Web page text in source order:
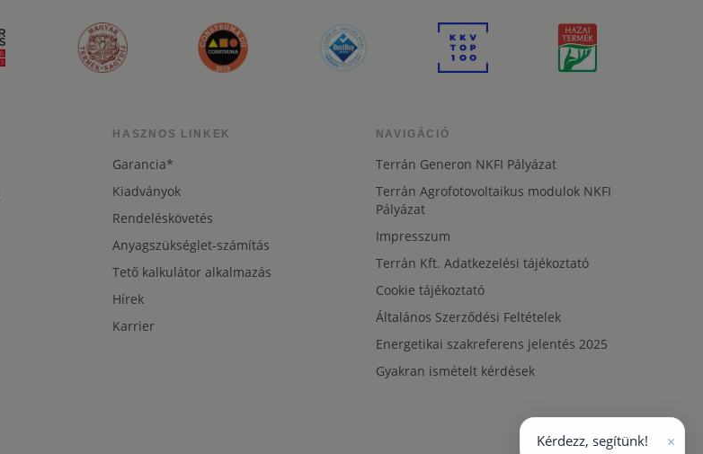
HASZNOS LINKEK
Garancia*
Kiadványok
Rendeléskövetés
Anyagszükséglet-számítás
Tető kalkulátor alkalmazás
Hírek
Karrier
NAVIGÁCIÓ
Terrán Generon NKFI Pályázat
Terrán Agrofotovoltaikus modulok NKFI
Pályázat
Impresszum
Terrán Kft. Adatkezelési tájékoztató
Cookie tájékoztató
Általános Szerződési Feltételek
Energetikai szakreferens jelentés 2025
Gyakran ismételt kérdések
Kérdezz, segítünk! ×